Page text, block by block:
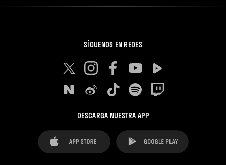
SÍGUENOS EN REDES
DESCARGA NUESTRA APP